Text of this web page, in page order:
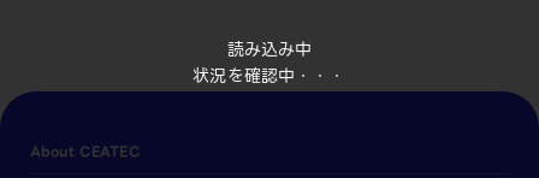
読み込み中
状況を確認中・・・
About CEATEC